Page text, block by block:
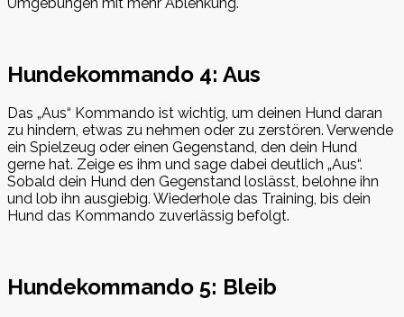
Hundekommando 4: Aus
Das „Aus“ Kommando ist wichtig, um deinen Hund daran
zu hindern, etwas zu nehmen oder zu zerstören. Verwende
ein Spielzeug oder einen Gegenstand, den dein Hund
gerne hat. Zeige es ihm und sage dabei deutlich „Aus“.
Sobald dein Hund den Gegenstand loslässt, belohne ihn
und lob ihn ausgiebig. Wiederhole das Training, bis dein
Hund das Kommando zuverlässig befolgt.
Hundekommando 5: Bleib